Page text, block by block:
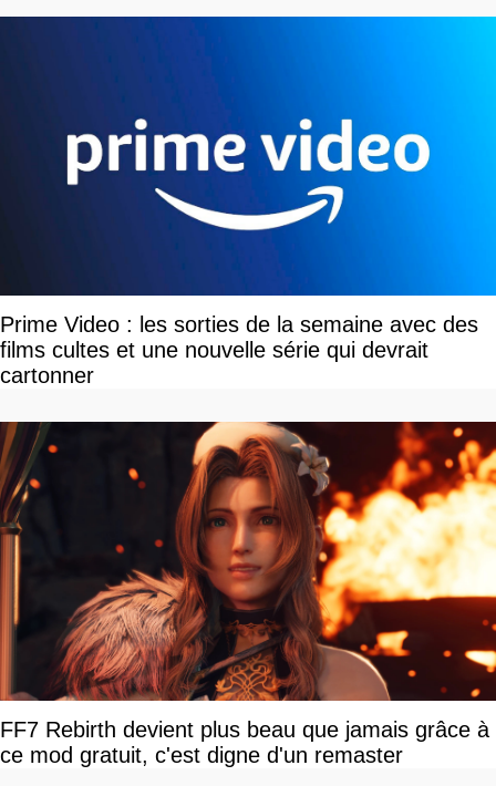
Prime Video : les sorties de la semaine avec des
films cultes et une nouvelle série qui devrait
cartonner
FF7 Rebirth devient plus beau que jamais grâce à
ce mod gratuit, c'est digne d'un remaster